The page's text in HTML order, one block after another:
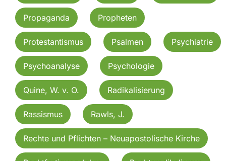
Propaganda Propheten
Protestantismus Psalmen Psychiatrie
Psychoanalyse Psychologie
Quine, W. v. O. Radikalisierung
Rassismus Rawls, J.
Rechte und Pflichten – Neuapostolische Kirche